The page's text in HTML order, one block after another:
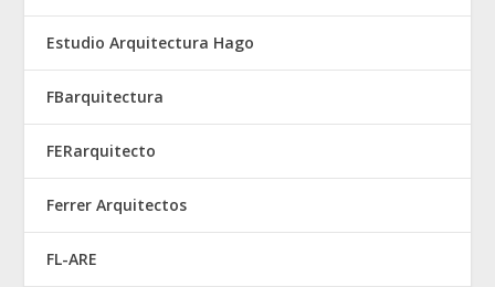
Estudio Arquitectura Hago
FBarquitectura
FERarquitecto
Ferrer Arquitectos
FL-ARE